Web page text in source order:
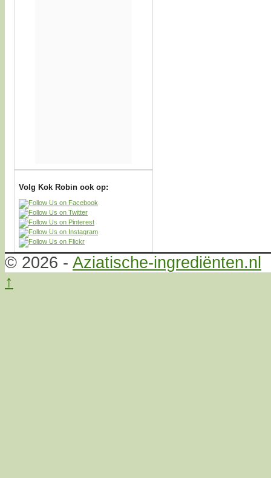
Volg Kok Robin ook op:
© 2026 - Aziatische-ingrediënten.nl
↑